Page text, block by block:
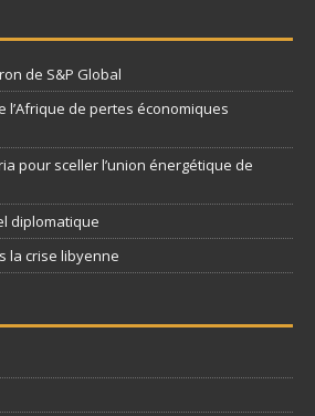
de S&P Global
l’Afrique de pertes économiques
pour sceller l’union énergétique de
diplomatique
la crise libyenne